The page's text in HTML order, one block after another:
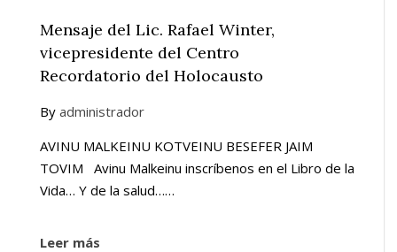
Mensaje del Lic. Rafael Winter,
vicepresidente del Centro
Recordatorio del Holocausto
By administrador
AVINU MALKEINU KOTVEINU BESEFER JAIM
TOVIM Avinu Malkeinu inscríbenos en el Libro de la
Vida… Y de la salud……
Leer más